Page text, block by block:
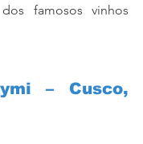
famosos vinhos
– Cusco,